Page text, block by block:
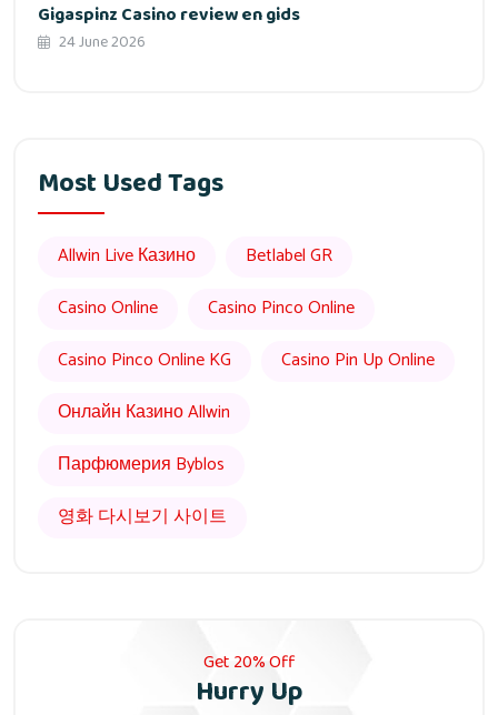
Gigaspinz Casino review en gids
24 June 2026
Most Used Tags
Allwin Live Казино
Betlabel GR
Casino Online
Casino Pinco Online
Casino Pinco Online KG
Casino Pin Up Online
Онлайн Казино Allwin
Парфюмерия Byblos
영화 다시보기 사이트
Get 20% Off
Hurry Up